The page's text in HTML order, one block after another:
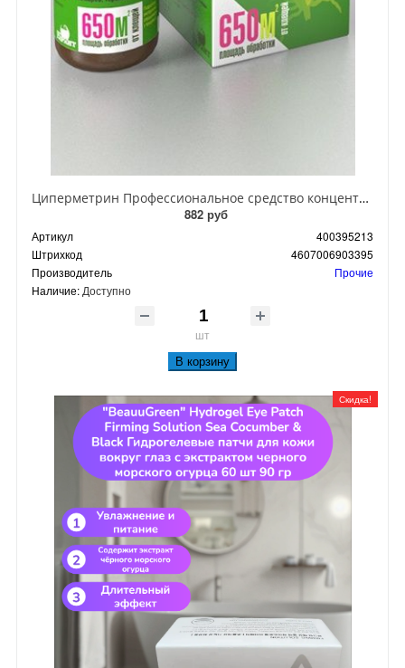
Циперметрин Профессиональное средство концентрат эмульсии 25% для уничтожения тараканов, мух,комаров, блох, клопов, муравьев, ос 50 мл
882 руб
Артикул
400395213
Штрихкод
4607006903395
Производитель
Прочие
Наличие: Доступно
шт
В корзину
Скидка!